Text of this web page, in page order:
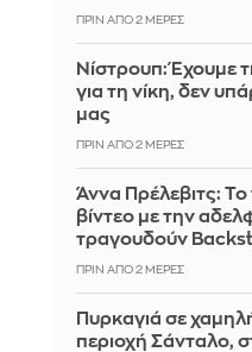
ΠΡΙΝ ΑΠΌ 2 ΜΈΡΕΣ
Νίστρουπ: Έχουμε
για τη νίκη, δεν
μας
ΠΡΙΝ ΑΠΌ 2 ΜΈΡΕΣ
Άννα Πρέλεβιτς:
βίντεο με την
τραγουδούν
ΠΡΙΝ ΑΠΌ 2 ΜΈΡΕΣ
Πυρκαγιά σε
περιοχή Σάνταλο,